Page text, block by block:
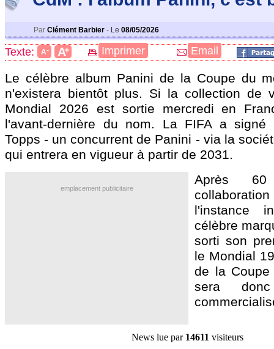
Par Clément Barbier - Le 08/05/2026
Texte: A- A+ Imprimer Email
Le célèbre album Panini de la Coupe du
n'existera bientôt plus. Si la collection de
Mondial 2026 est sortie mercredi en
l'avant-dernière du nom. La FIFA a signé
Topps - un concurrent de Panini - via la
qui entrera en vigueur à partir de 2031.
emplacement publicitaire
Après
l'instance
célèbre
sorti son
le Mondial
de la
sera
News lue par 14611visiteurs